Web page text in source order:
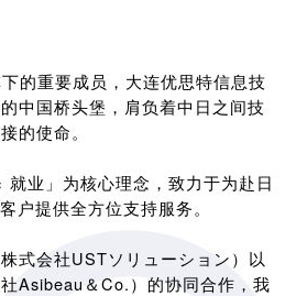
的重要成员，大连优思特信息技
中国桥头堡，肩负着中日之间技
的使命。
业」为核心理念，致力于为赴日
户提供全方位支持服务。
式会社USTソリューション）以
Asibeau＆Co.）的协同合作，我